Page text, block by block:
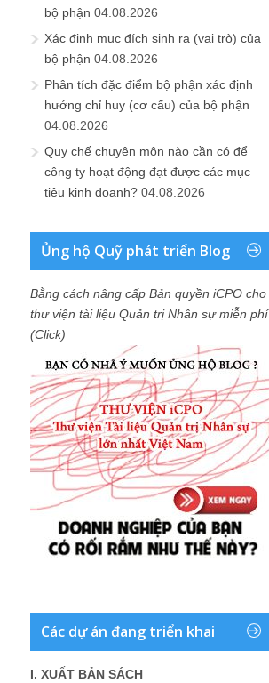
bộ phận 04.08.2026
Xác định mục đích sinh ra (vai trò) của
bộ phận 04.08.2026
Phân tích đặc điểm bộ phận xác định
hướng chỉ huy (cơ cấu) của bộ phận
04.08.2026
Quy chế chuyên môn nào cần có để
công ty hoạt động đạt được các mục
tiêu kinh doanh? 04.08.2026
Ủng hộ Quỹ phát triển Blog
Bằng cách nâng cấp Bản quyền iCPO cho
thư viện tài liệu Quản trị Nhân sự miễn phí
(Click)
Các dự án đang triển khai
I. XUẤT BẢN SÁCH